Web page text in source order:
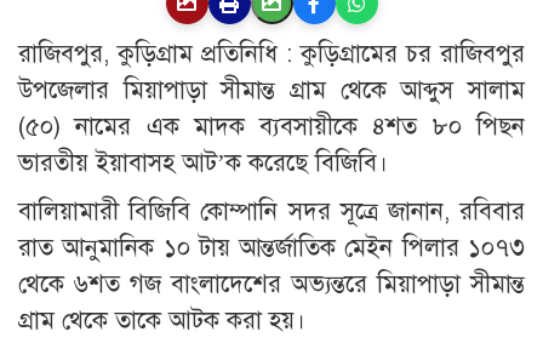
রাজিবপুর, কুড়িগ্রাম প্রতিনিধি : কুড়িগ্রামের চর রাজিবপুর
উপজেলার মিয়াপাড়া সীমান্ত গ্রাম থেকে আব্দুস সালাম
(৫০) নামের এক মাদক ব্যবসায়ীকে ৪শত ৮০ পিছন
ভারতীয় ইয়াবাসহ আট’ক করেছে বিজিবি।
বালিয়ামারী বিজিবি কোম্পানি সদর সূত্রে জানান, রবিবার
রাত আনুমানিক ১০ টায় আন্তর্জাতিক মেইন পিলার ১০৭৩‌
থেকে ৬শত গজ বাংলাদেশের অভ্যন্তরে মিয়াপাড়া সীমান্ত
গ্রাম থেকে তাকে আটক করা হয়।